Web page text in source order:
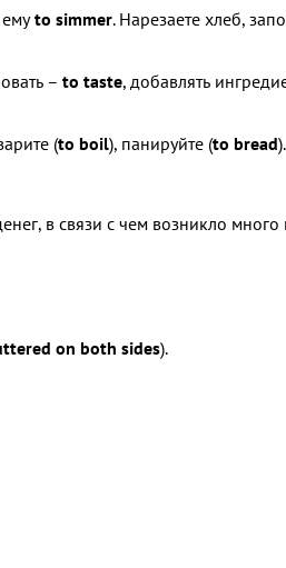
емуto simmer. Нарезаете хлеб,
– to taste, добавлять
(to boil), панируйте (to bread).
в связи с чем возникло
on both sides).